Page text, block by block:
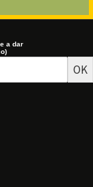
a dar
OK